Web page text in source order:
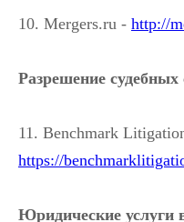
10. Mergers.ru - http://
Разрешение судебных
11. Benchmark
https://
Юридические услуги